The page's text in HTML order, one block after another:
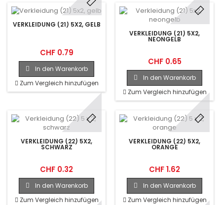
VERKLEIDUNG (21) 5X2, GELB
CHF 0.79
In den Warenkorb
Zum Vergleich hinzufügen
VERKLEIDUNG (21) 5X2,
NEONGELB
CHF 0.65
In den Warenkorb
Zum Vergleich hinzufügen
VERKLEIDUNG (22) 5X2,
SCHWARZ
CHF 0.32
In den Warenkorb
Zum Vergleich hinzufügen
VERKLEIDUNG (22) 5X2,
ORANGE
CHF 1.62
In den Warenkorb
Zum Vergleich hinzufügen